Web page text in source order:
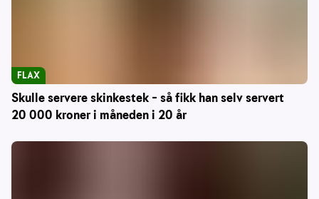
Skulle servere skinkestek – så fikk han selv servert
20 000 kroner i måneden i 20 år
FLAX